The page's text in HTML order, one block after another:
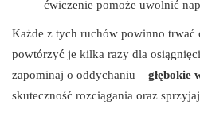
ćwiczenie pomoże uwolnić
Każde z tych ruchów powinno trwać
powtórzyć je kilka razy dla
zapominaj o oddychaniu – głębokie
skuteczność rozciągania oraz